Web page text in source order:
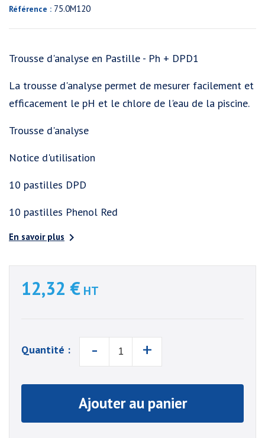
Référence : 75.0M120
Trousse d'analyse en Pastille - Ph + DPD1
La trousse d'analyse permet de mesurer facilement et
efficacement le pH et le chlore de l'eau de la piscine.
Trousse d'analyse
Notice d'utilisation
10 pastilles DPD
10 pastilles Phenol Red
En savoir plus 
12,32 € HT
Quantité : - +
Ajouter au panier